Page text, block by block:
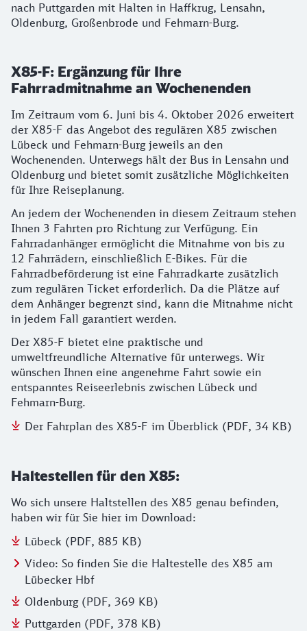
nach Puttgarden mit Halten in Haffkrug, Lensahn,
Oldenburg, Großenbrode und Fehmarn-Burg.
X85-F: Ergänzung für Ihre
Fahrradmitnahme an Wochenenden
Im Zeitraum vom 6. Juni bis 4. Oktober 2026 erweitert
der X85-F das Angebot des regulären X85 zwischen
Lübeck und Fehmarn-Burg jeweils an den
Wochenenden. Unterwegs hält der Bus in Lensahn und
Oldenburg und bietet somit zusätzliche Möglichkeiten
für Ihre Reiseplanung.
An jedem der Wochenenden in diesem Zeitraum stehen
Ihnen 3 Fahrten pro Richtung zur Verfügung. Ein
Fahrradanhänger ermöglicht die Mitnahme von bis zu
12 Fahrrädern, einschließlich E-Bikes. Für die
Fahrradbeförderung ist eine Fahrradkarte zusätzlich
zum regulären Ticket erforderlich. Da die Plätze auf
dem Anhänger begrenzt sind, kann die Mitnahme nicht
in jedem Fall garantiert werden.
Der X85-F bietet eine praktische und
umweltfreundliche Alternative für unterwegs. Wir
wünschen Ihnen eine angenehme Fahrt sowie ein
entspanntes Reiseerlebnis zwischen Lübeck und
Fehmarn-Burg.
Der Fahrplan des X85-F im Überblick (PDF, 34 KB)
Haltestellen für den X85:
Wo sich unsere Haltstellen des X85 genau befinden,
haben wir für Sie hier im Download:
Lübeck (PDF, 885 KB)
Video: So finden Sie die Haltestelle des X85 am
Lübecker Hbf
Oldenburg (PDF, 369 KB)
Puttgarden (PDF, 378 KB)